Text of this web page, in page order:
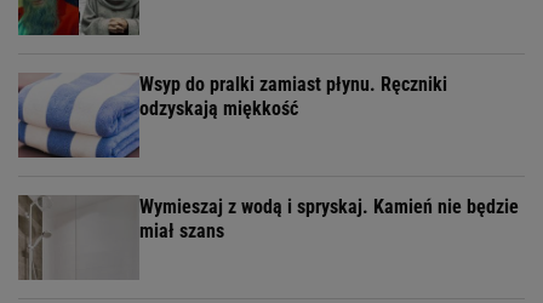
Wsyp do pralki zamiast płynu. Ręczniki
odzyskają miękkość
Wymieszaj z wodą i spryskaj. Kamień nie będzie
miał szans